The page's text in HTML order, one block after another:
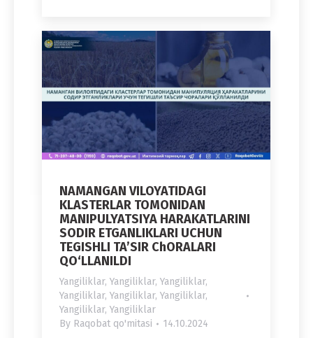
NAMANGAN VILOYATIDAGI
KLASTERLAR TOMONIDAN
MANIPULYATSIYA HARAKATLARINI
SODIR ETGANLIKLARI UCHUN
TEGISHLI TA’SIR ChORALARI
QO‘LLANILDI
Yangiliklar, Yangiliklar, Yangiliklar,
Yangiliklar, Yangiliklar, Yangiliklar,
Yangiliklar, Yangiliklar
By Raqobat qo'mitasi 14.10.2024